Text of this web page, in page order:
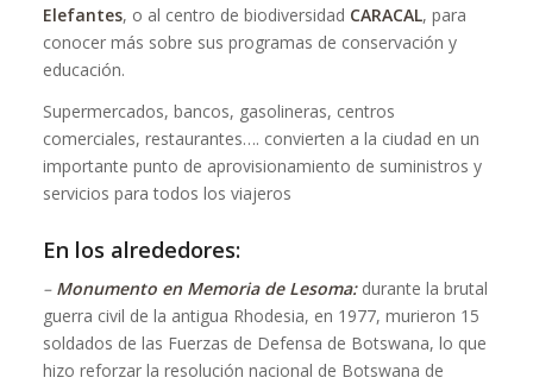
Elefantes, o al centro de biodiversidad CARACAL, para
conocer más sobre sus programas de conservación y
educación.
Supermercados, bancos, gasolineras, centros
comerciales, restaurantes…. convierten a la ciudad en un
importante punto de aprovisionamiento de suministros y
servicios para todos los viajeros
En los alrededores:
– Monumento en Memoria de Lesoma:durante la brutal
guerra civil de la antigua Rhodesia, en 1977, murieron 15
soldados de las Fuerzas de Defensa de Botswana, lo que
hizo reforzar la resolución nacional de Botswana de